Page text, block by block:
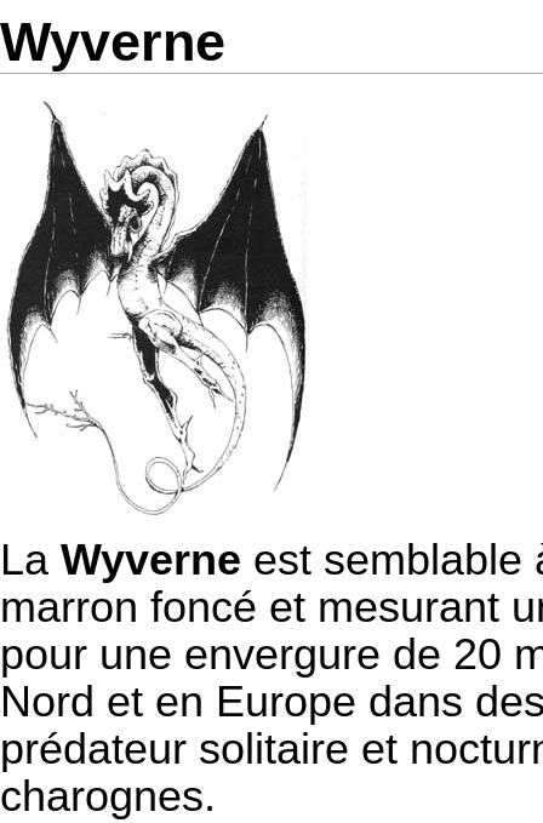
Wyverne
La Wyverne est semblable
marron foncé et mesurant
pour une envergure de 20
Nord et en Europe dans
prédateur solitaire et
charognes.